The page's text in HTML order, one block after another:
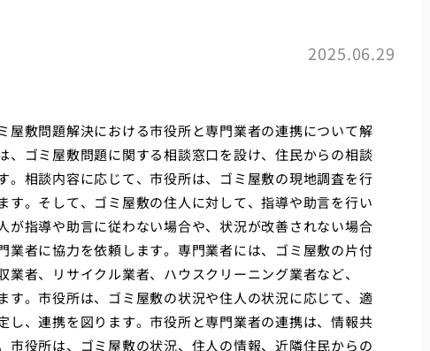
2025.06.29
屋敷問題解決における市役所と専門業者の連携について解
、ゴミ屋敷問題に関する相談窓口を設け、住民からの相談
。相談内容に応じて、市役所は、ゴミ屋敷の現地調査を行
す。そして、ゴミ屋敷の住人に対して、指導や助言を行い
が指導や助言に従わない場合や、状況が改善されない場合
業者に協力を依頼します。専門業者には、ゴミ屋敷の片付
業者、リサイクル業者、ハウスクリーニング業者など、
す。市役所は、ゴミ屋敷の状況や住人の状況に応じて、適
し、連携を図ります。市役所と専門業者の連携は、情報共
市役所は、ゴミ屋敷の状況、住人の情報、近隣住民からの